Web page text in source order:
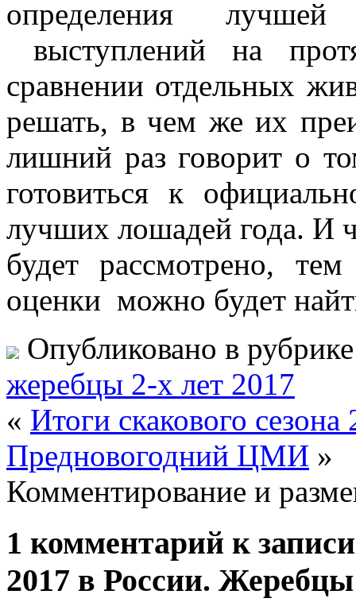
определения
выступлений на
сравнении отдельных
решать, в чем же их
лишний раз говорит о
готовиться к
лучших лошадей года. И
будет рассмотрено,
оценки можно будет
Опубликовано в
жеребцы 2-х лет 2017
« Итоги скакового сезона
Предновогодний ЦМИ »
Комментирование и
1 комментарий к
2017 в России. Жеребцы